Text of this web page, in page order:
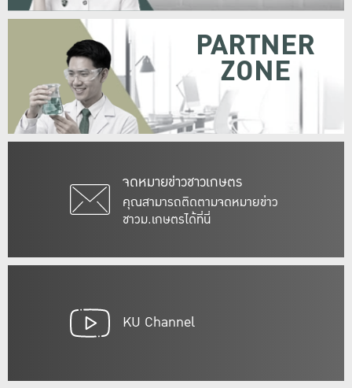
จดหมายข่าวชาวเกษตร
คุณสามารถติดตามจดหมายข่าว
ชาวม.เกษตรได้ที่นี่
PARTNER
ZONE
KU Channel